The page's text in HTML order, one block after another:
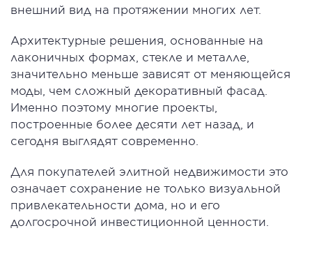
внешний вид на протяжении многих лет.
Архитектурные решения, основанные на
лаконичных формах, стекле и металле,
значительно меньше зависят от меняющейся
моды, чем сложный декоративный фасад.
Именно поэтому многие проекты,
построенные более десяти лет назад, и
сегодня выглядят современно.
Для покупателей элитной недвижимости это
означает сохранение не только визуальной
привлекательности дома, но и его
долгосрочной инвестиционной ценности.